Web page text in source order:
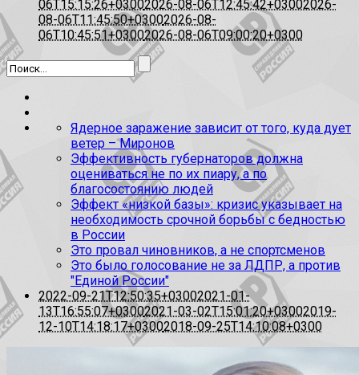
06T15:15:26+03002026-08-06T12:45:42+03002026-
08-06T11:45:50+03002026-08-
06T10:45:51+03002026-08-06T09:00:20+0300
Ядерное заражение зависит от того, куда дует
ветер – Миронов
Эффективность губернаторов должна
оцениваться не по их пиару, а по
благосостоянию людей
Эффект «низкой базы»: кризис указывает на
необходимость срочной борьбы с бедностью
в России
Это провал чиновников, а не спортсменов
Это было голосование не за ЛДПР, а против
"Единой России"
2022-09-21T12:50:35+03002021-01-
13T16:55:07+03002021-03-02T15:01:20+03002019-
12-10T14:18:17+03002018-09-25T14:10:08+0300